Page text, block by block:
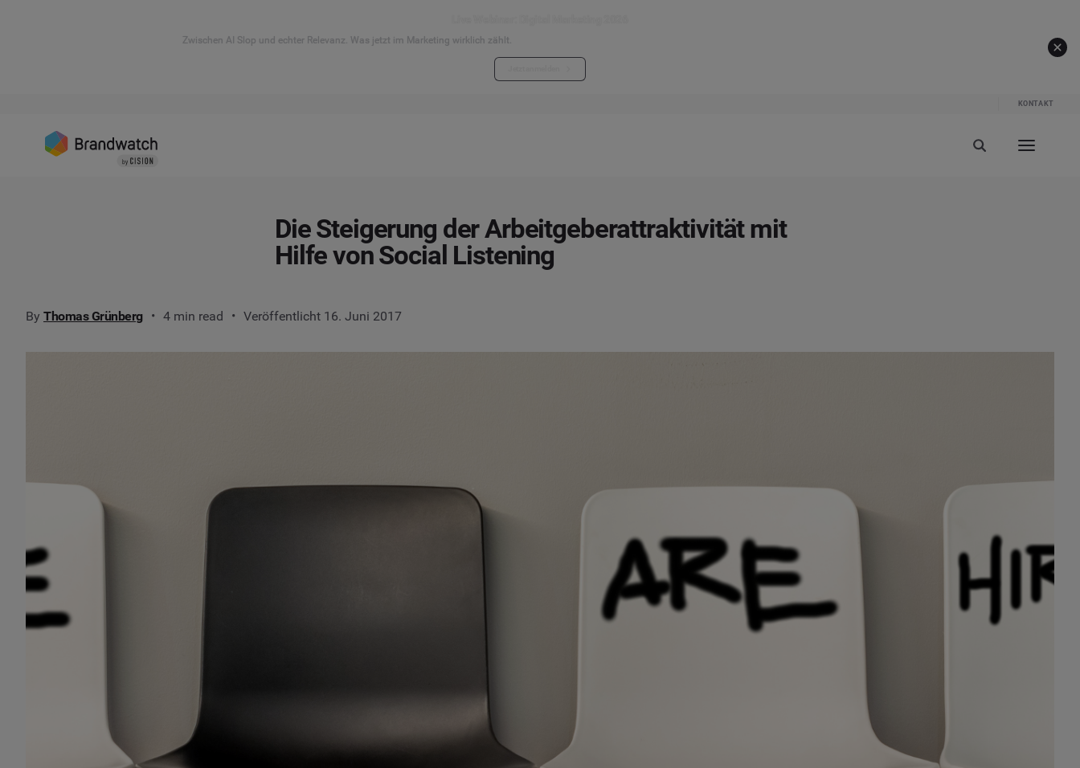
Zwischen AI Slop und echter Relevanz. Was jetzt im Marketing wirklich zählt.
KONTAKT
Die Steigerung der Arbeitgeberattraktivität mit
Hilfe von Social Listening
By Thomas Grünberg 4 min read Veröffentlicht 16. Juni 2017